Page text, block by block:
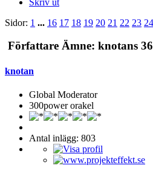
Sidor: 1 ... 16 17 18 19 20 21 22 23 24
Författare Ämne: knotans
knotan
Global Moderator
300power orakel
Antal inlägg: 803